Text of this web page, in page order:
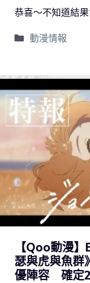
恭喜～不知道結
動漫情報
【Qoo動漫
瑟與虎與魚群
優陣容 確定